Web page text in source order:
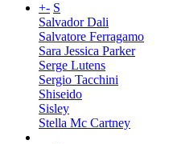
+- S
Salvador Dali
Salvatore Ferragamo
Sara Jessica Parker
Serge Lutens
Sergio Tacchini
Shiseido
Sisley
Stella Mc Cartney